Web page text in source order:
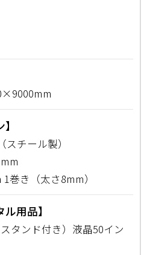
スチール製）
巻き（太さ8mm）
用品】
タンド付き）液晶50イン